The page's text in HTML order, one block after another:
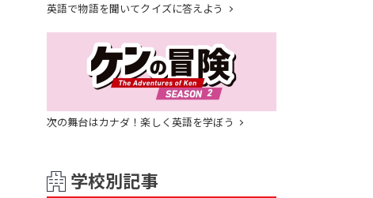
英語で物語を聞いてクイズに答えよう
次の舞台はカナダ！楽しく英語を学ぼう
学校別記事